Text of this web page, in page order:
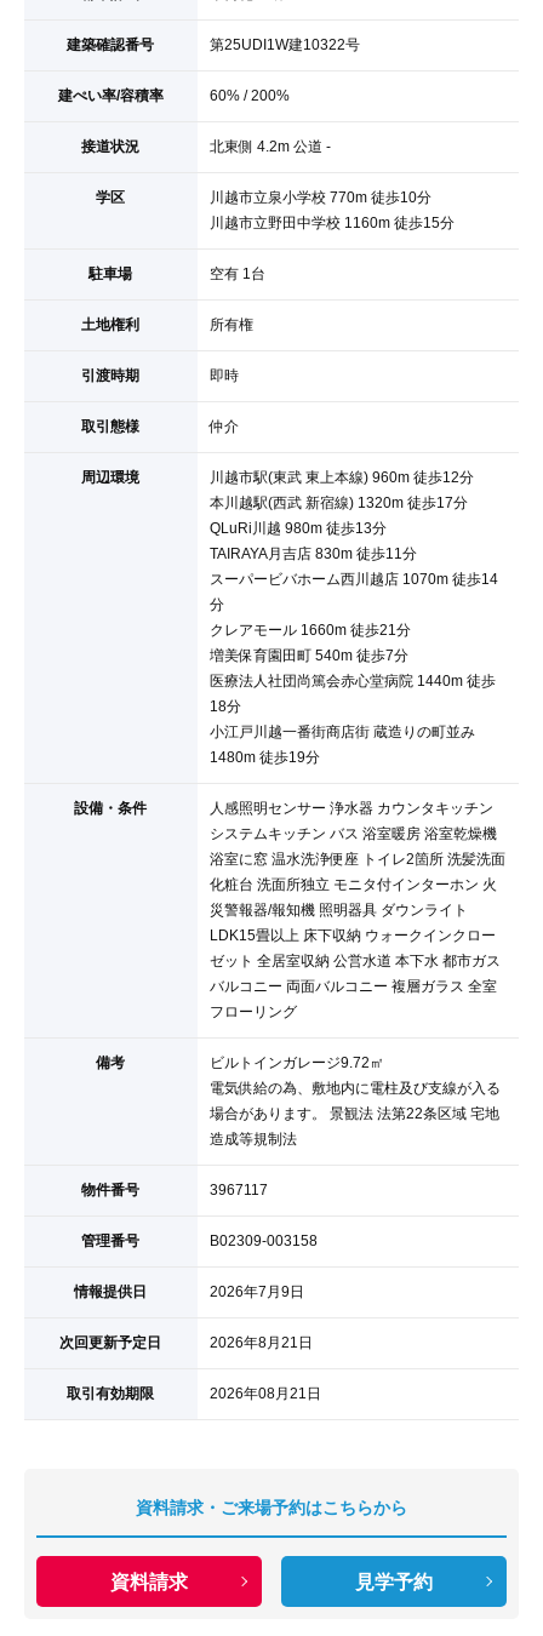
建築確認番号 第25UDI1W建10322号
建ぺい率/容積率 60% / 200%
接道状況 北東側 4.2m 公道 -
学区
川越市立泉小学校 770m 徒歩10分
川越市立野田中学校 1160m 徒歩15分
駐車場 空有 1台
土地権利 所有権
引渡時期 即時
取引態様 仲介
周辺環境
川越市駅(東武 東上本線) 960m 徒歩12分
本川越駅(西武 新宿線) 1320m 徒歩17分
QLuRi川越 980m 徒歩13分
TAIRAYA月吉店 830m 徒歩11分
スーパービバホーム西川越店 1070m 徒歩14
分
クレアモール 1660m 徒歩21分
増美保育園田町 540m 徒歩7分
医療法人社団尚篤会赤心堂病院 1440m 徒歩
18分
小江戸川越一番街商店街 蔵造りの町並み
1480m 徒歩19分
設備・条件
人感照明センサー 浄水器 カウンタキッチン
システムキッチン バス 浴室暖房 浴室乾燥機
浴室に窓 温水洗浄便座 トイレ2箇所 洗髪洗面
化粧台 洗面所独立 モニタ付インターホン 火
災警報器/報知機 照明器具 ダウンライト
LDK15畳以上 床下収納 ウォークインクロー
ゼット 全居室収納 公営水道 本下水 都市ガス
バルコニー 両面バルコニー 複層ガラス 全室
フローリング
備考
ビルトインガレージ9.72㎡
電気供給の為、敷地内に電柱及び支線が入る
場合があります。 景観法 法第22条区域 宅地
造成等規制法
物件番号 3967117
管理番号 B02309-003158
情報提供日 2026年7月9日
次回更新予定日 2026年8月21日
取引有効期限 2026年08月21日
資料請求・ご来場予約はこちらから
資料請求 見学予約